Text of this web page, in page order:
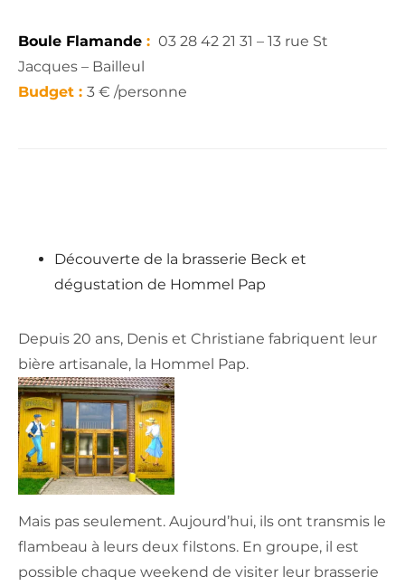
Boule Flamande : 03 28 42 21 31 – 13 rue St
Jacques – Bailleul
Budget : 3 € /personne
Découverte de la brasserie Beck et
dégustation de Hommel Pap
Depuis 20 ans, Denis et Christiane fabriquent leur
bière artisanale, la Hommel Pap.
Mais pas seulement. Aujourd’hui, ils ont transmis le
flambeau à leurs deux filstons. En groupe, il est
possible chaque weekend de visiter leur brasserie